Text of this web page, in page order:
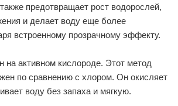
предотвращает рост водорослей,
и делает воду еще более
встроенному прозрачному эффекту.
на активном кислороде. Этот метод
по сравнению с хлором. Он окисляет
воду без запаха и мягкую.